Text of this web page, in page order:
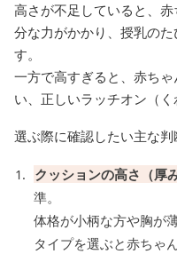
高さが不足していると、
分な力がかかり、授乳の
す。
一方で高すぎると、赤ち
い、正しいラッチオン（く
選ぶ際に確認したい主な判
クッションの高さ（厚み
準。
体格が小柄な方や胸が
タイプを選ぶと赤ちゃ